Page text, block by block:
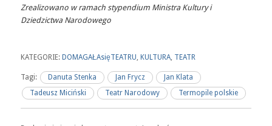
Zrealizowano w ramach stypendium Ministra Kultury i
Dziedzictwa Narodowego
KATEGORIE: DOMAGAŁAsięTEATRU KULTURA, TEATR
Tagi: Danuta Stenka Jan Frycz
Jan Klata
Tadeusz Miciński
Teatr Narodowy Termopile polskie